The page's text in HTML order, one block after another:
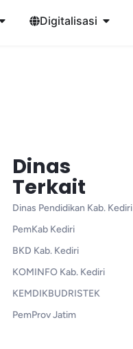
Digitalisasi
Dinas
Terkait
Dinas Pendidikan Kab. Kediri
PemKab Kediri
BKD Kab. Kediri
KOMINFO Kab. Kediri
KEMDIKBUDRISTEK
PemProv Jatim